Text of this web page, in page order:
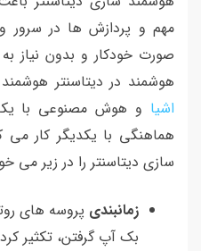
مهم و پردازش ها در سرور و
صورت خودکار و بدون نیاز
هوشمند در دیتاسنتر
اشیا و هوش مصنوعی با
هماهنگی با یکدیگر کار می
سازی دیتاسنتر را در زیر می
زمانبندی پروسه های
بک آپ گرفتن، تکثیر